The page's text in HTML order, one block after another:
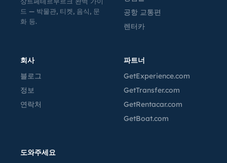
드 — 박물관, 티켓, 음식, 문
화 등.
공항 교통편
렌터카
회사
블로그
정보
연락처
파트너
GetExperience.com
GetTransfer.com
GetRentacar.com
GetBoat.com
도와주세요